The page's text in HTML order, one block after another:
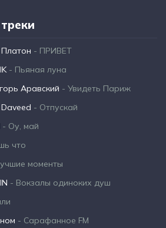
- ПРИВЕТ
- Пьяная луна
Аравский - Увидеть Париж
- Отпускай
- Оу, май
что
моменты
- Вокзалы одиноких душ
- Сарафанное FM